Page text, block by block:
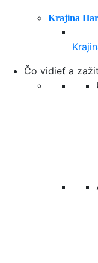
Krajina
Čo vidieť a